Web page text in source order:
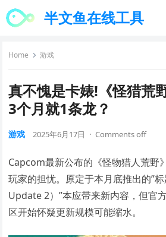
半文鱼在线工具
Home 游戏
真不愧是卡婊!《怪猎荒
3个月就1条龙？
游戏 2025年6月17日 · Comments off
Capcom最新公布的《怪物猎人荒野
玩家的担忧。原定于本月底推出的”
Update 2）”本应带来新内容，但官
区开始怀疑更新规模可能缩水。